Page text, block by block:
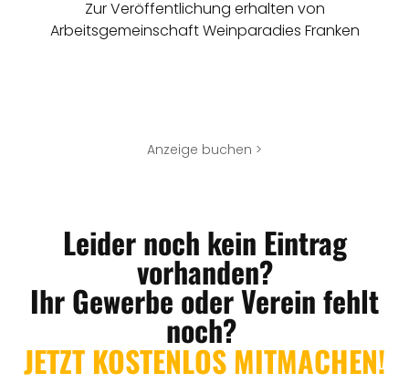
Zur Veröffentlichung erhalten von
Arbeitsgemeinschaft Weinparadies Franken
Anzeige buchen >
Leider noch kein Eintrag
vorhanden?
Ihr Gewerbe oder Verein fehlt
noch?
JETZT KOSTENLOS MITMACHEN!